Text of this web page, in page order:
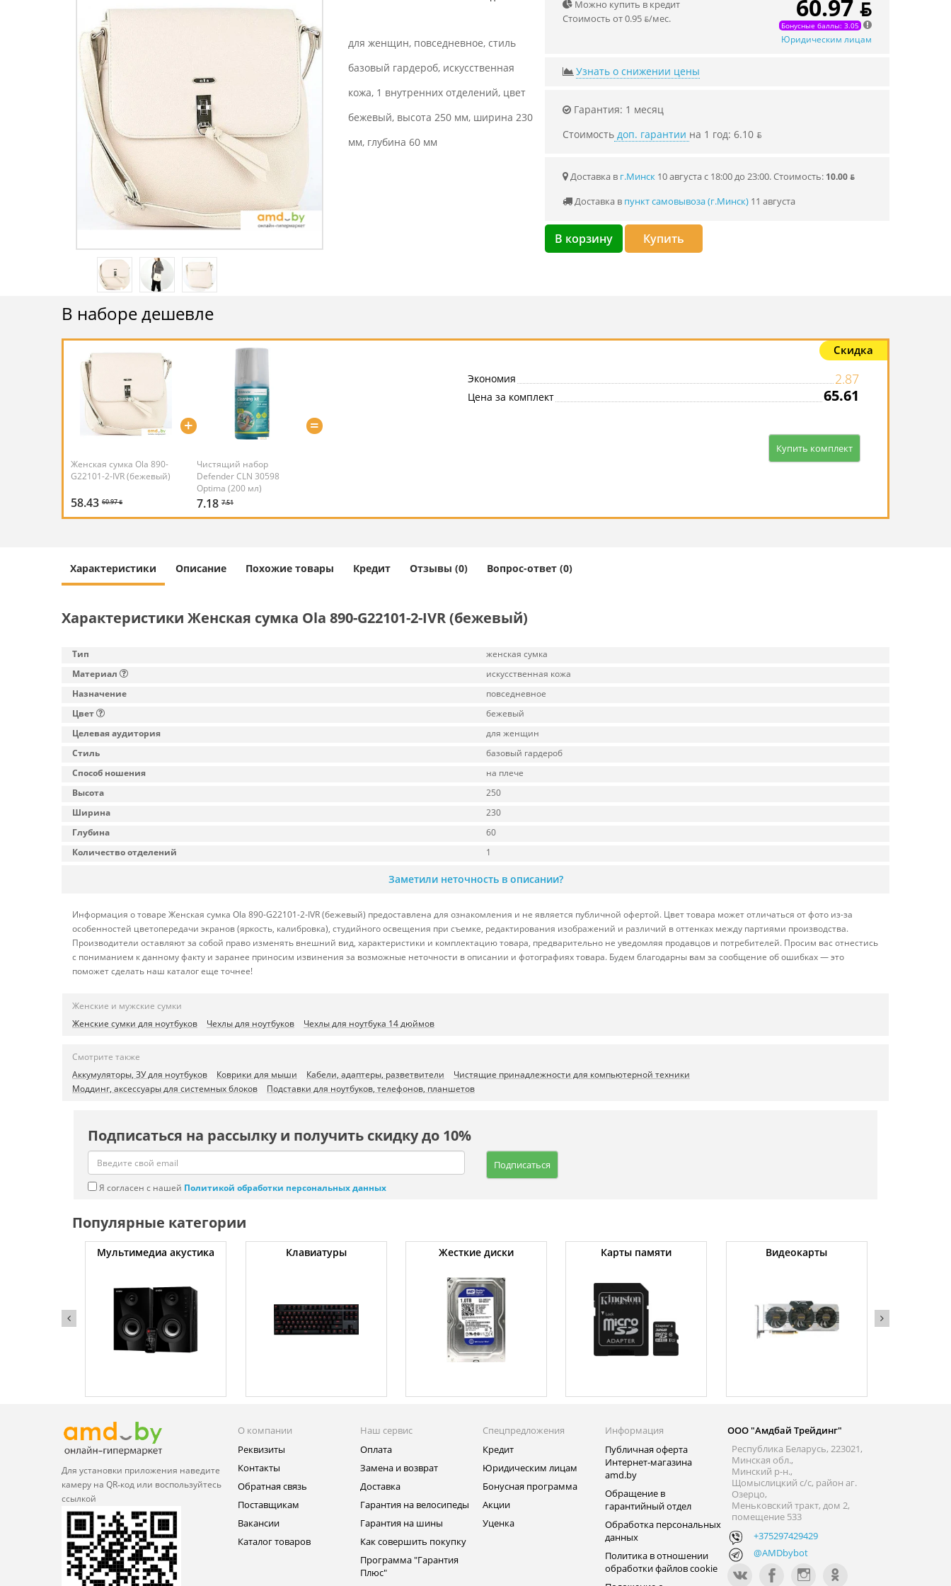
для женщин, повседневное, стиль
базовый гардероб, искусственная
кожа, 1 внутренних отделений, цвет
бежевый, высота 250 мм, ширина 230
мм, глубина 60 мм
Можно купить в кредит
Стоимость от 0.95 ƃ/мec.
60.97 ƃ
Бонусные баллы: 3.05
Юридическим лицам
Узнать о снижении цены
Гарантия: 1 месяц
Стоимостьдоп. гарантии на 1 год: 6.10 ƃ
Доставка в г.Минск10 августа с 18:00 до 23:00.Стоимость: 10.00 ƃ
Доставка в пункт самовывоза (г.Минск)11 августа
В корзину Купить
В наборе дешевле
Скидка
Женская сумка Ola 890-
G22101-2-IVR (бежевый)
58.43 60.97 ƃ
+
Чистящий набор
Defender CLN 30598
Optima (200 мл)
7.18 7.51
=
Экономия 2.87
Цена за комплект 65.61
Купить комплект
Характеристики Описание Похожие товары Кредит Отзывы (0) Вопрос-ответ (0)
Характеристики Женская сумка Ola 890-G22101-2-IVR (бежевый)
Тип
женская сумка
Материал
искусственная кожа
Назначение
повседневное
Цвет
бежевый
Целевая аудитория
для женщин
Стиль
базовый гардероб
Способ ношения
на плече
Высота
250
Ширина
230
Глубина
60
Количество отделений
1
Заметили неточность в описании?
Информация о товаре Женская сумка Ola 890-G22101-2-IVR (бежевый) предоставлена для ознакомления и не является публичной офертой. Цвет товара может отличаться от фото из-за
особенностей цветопередачи экранов (яркость, калибровка), студийного освещения при съемке, редактирования изображений и различий в оттенках между партиями производства.
Производители оставляют за собой право изменять внешний вид, характеристики и комплектацию товара, предварительно не уведомляя продавцов и потребителей. Просим вас отнестись
с пониманием к данному факту и заранее приносим извинения за возможные неточности в описании и фотографиях товара. Будем благодарны вам за сообщение об ошибках — это
поможет сделать наш каталог еще точнее!
Женские и мужские сумки
Женские сумки для ноутбуков
Чехлы для ноутбуков Чехлы для ноутбука 14 дюймов
Смотрите также
Аккумуляторы, ЗУ для ноутбуков
Коврики для мыши Кабели, адаптеры, разветвители
Чистящие принадлежности для компьютерной техники
Моддинг, аксессуары для системных блоков
Подставки для ноутбуков, телефонов, планшетов
Подписаться на рассылку и получить скидку до 10%
Подписаться
Я согласен с нашей Политикой обработки персональных данных
Популярные категории
Мультимедиа акустика Клавиатуры Жесткие диски Карты памяти Видеокарты
Для установки приложения наведите
камеру на QR‑код или воспользуйтесь
ссылкой
О компании
Реквизиты
Контакты
Обратная связь
Поставщикам
Вакансии
Каталог товаров
Наш сервис
Оплата
Замена и возврат
Доставка
Гарантия на велосипеды
Гарантия на шины
Как совершить покупку
Программа "Гарантия
Плюс"
Спецпредложения
Кредит
Юридическим лицам
Бонусная программа
Акции
Уценка
Информация
Публичная оферта
Интернет-магазина
amd.by
Обращение в
гарантийный отдел
Обработка персональных
данных
Политика в отношении
обработки файлов cookie
ООО "Амдбай Трейдинг"
Республика Беларусь, 223021,
Минская обл.,
Минский р-н.,
Щомыслицкий с/с, район аг.
Озерцо,
Меньковский тракт, дом 2,
помещение 533
+375297429429
@AMDbybot